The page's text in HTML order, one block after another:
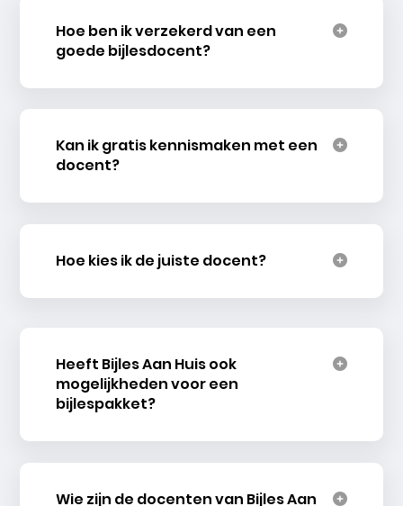
Hoe ben ik verzekerd van een
goede bijlesdocent?
Kan ik gratis kennismaken met een
docent?
Hoe kies ik de juiste docent?
Heeft Bijles Aan Huis ook
mogelijkheden voor een
bijlespakket?
Wie zijn de docenten van Bijles Aan